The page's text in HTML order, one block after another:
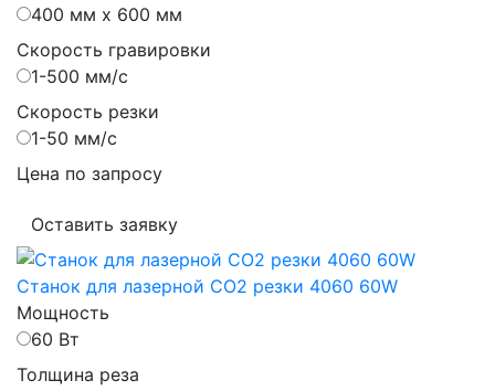
400 мм х 600 мм
Скорость гравировки
1-500 мм/с
Скорость резки
1-50 мм/с
Цена по запросу
Оставить заявку
Станок для лазерной CO2 резки 4060 60W
Мощность
60 Вт
Толщина реза